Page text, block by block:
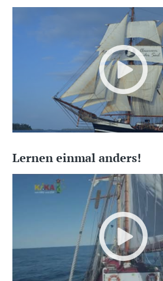
Lernen einmal anders!